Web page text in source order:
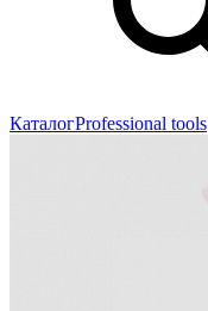
КаталогProfessional tools